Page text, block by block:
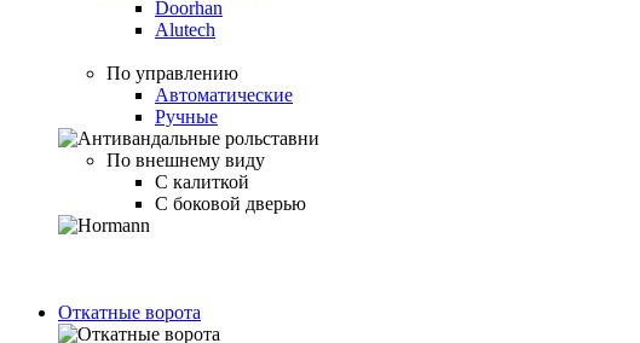
Doorhan
Alutech
По управлению
Автоматические
Ручные
По внешнему виду
С калиткой
С боковой дверью
Откатные ворота